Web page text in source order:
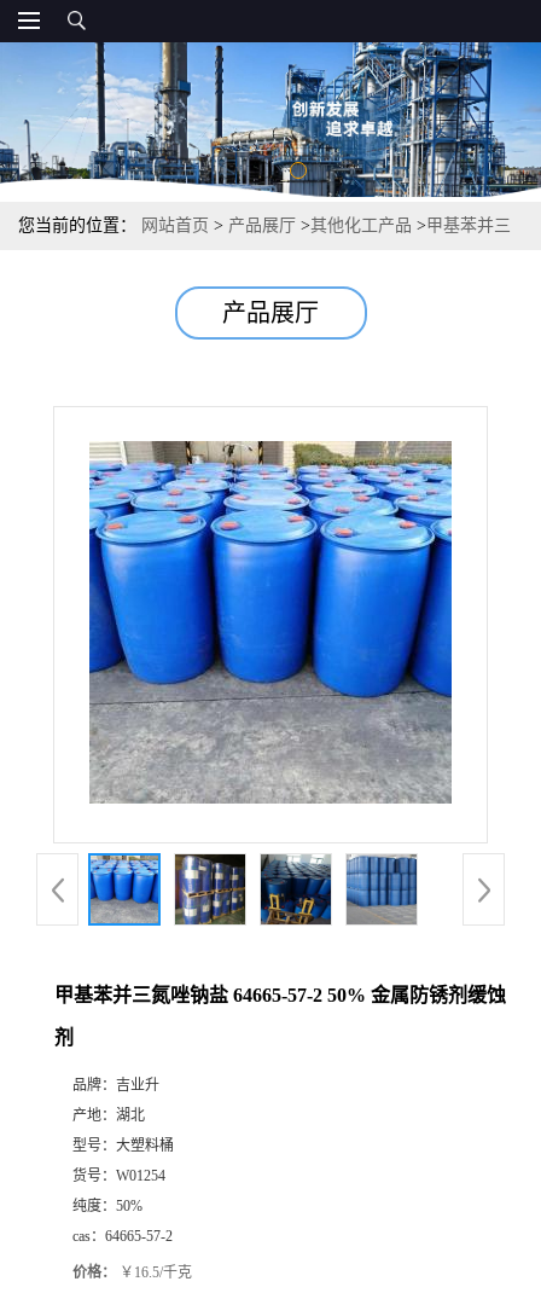
您当前的位置： 网站首页 > 产品展厅 >其他化工产品 >甲基苯并三
产品展厅
甲基苯并三氮唑钠盐 64665-57-2 50% 金属防锈剂缓蚀
剂
品牌： 吉业升
产地： 湖北
型号： 大塑料桶
货号： W01254
纯度： 50%
cas： 64665-57-2
价格： ￥16.5/千克